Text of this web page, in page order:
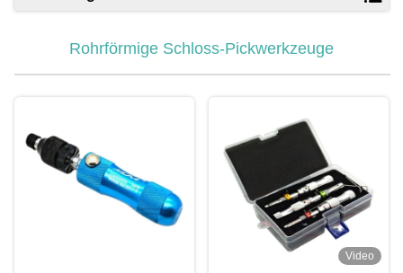
Rohrförmige Schloss-Pickwerkzeuge
Video